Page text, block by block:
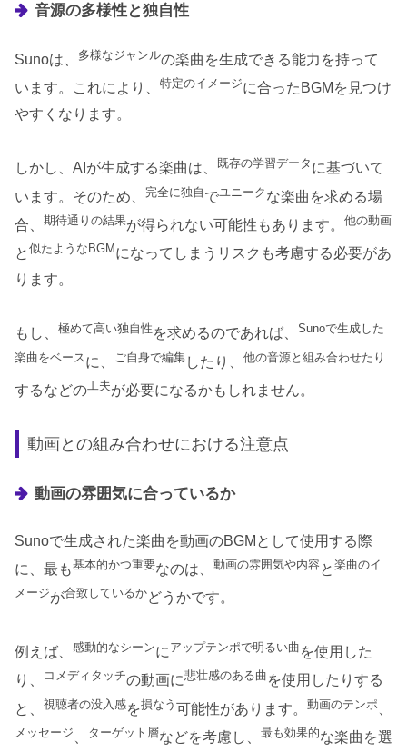
音源の多様性と独自性
Sunoは、 多様なジャンルの楽曲を生成できる能力を持って
います。これにより、 特定のイメージに合ったBGMを見つけ
やすくなります。
しかし、AIが生成する楽曲は、 既存の学習データ に基づいて
います。そのため、
完全に独自 でユニーク な楽曲を求める場
合、 期待通りの結果が得られない可能性もあります。 他の動画
と 似たようなBGM になってしまうリスクも考慮する必要があ
ります。
もし、 極めて高い独自性 を求めるのであれば、 Sunoで生成した
楽曲をベース に、 ご自身で編集 したり、 他の音源と組み合わせたり
するなどの工夫が必要になるかもしれません。
動画との組み合わせにおける注意点
動画の雰囲気に合っているか
Sunoで生成された楽曲を動画のBGMとして使用する際
に、最も基本的かつ重要なのは、 動画の雰囲気や内容 と 楽曲のイ
メージが合致しているかどうかです。
例えば、 感動的なシーンに アップテンポで明るい曲 を使用した
り、
コメディタッチの動画に悲壮感のある曲 を使用したりする
と、 視聴者の没入感を損なう 可能性があります。 動画のテンポ
メッセージ ターゲット層などを考慮し、 最も効果的な楽曲を選